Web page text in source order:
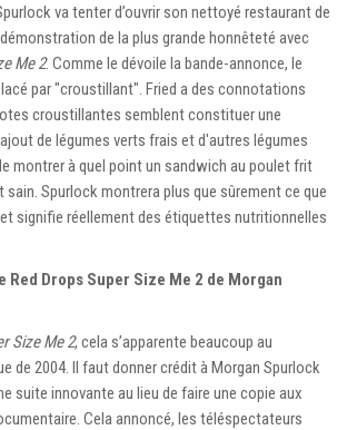
va tenter d’ouvrir son nettoyé restaurant de
de la plus grande honnêteté avec
Me 2. Comme le dévoile la bande-annonce, le
par "croustillant". Fried a des connotations
croustillantes semblent constituer une
de légumes verts frais et d'autres légumes
montrer à quel point un sandwich au poulet frit
Spurlock montrera plus que sûrement ce que
signifie réellement des étiquettes nutritionnelles
Red Drops Super Size Me 2 de Morgan
Size Me 2, cela s’apparente beaucoup au
de 2004. Il faut donner crédit à Morgan Spurlock
suite innovante au lieu de faire une copie aux
Cela annoncé, les téléspectateurs